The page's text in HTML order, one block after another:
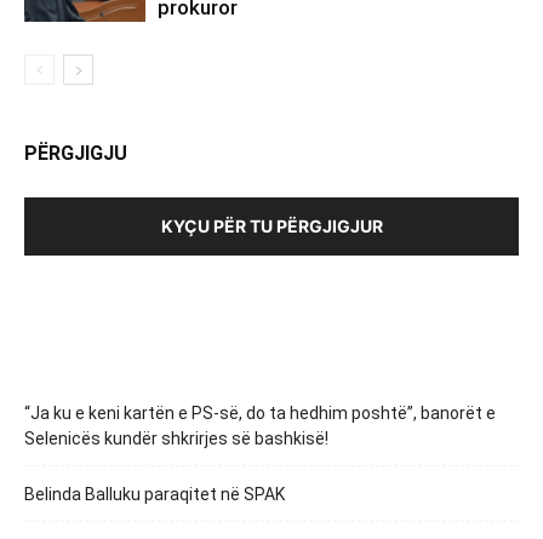
prokuror
PËRGJIGJU
KYÇU PËR TU PËRGJIGJUR
“Ja ku e keni kartën e PS-së, do ta hedhim poshtë”, banorët e
Selenicës kundër shkrirjes së bashkisë!
Belinda Balluku paraqitet në SPAK